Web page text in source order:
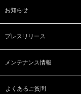
お知らせ
プレスリリース
メンテナンス情報
よくあるご質問